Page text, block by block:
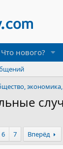
Что нового?
6 7 Вперёд